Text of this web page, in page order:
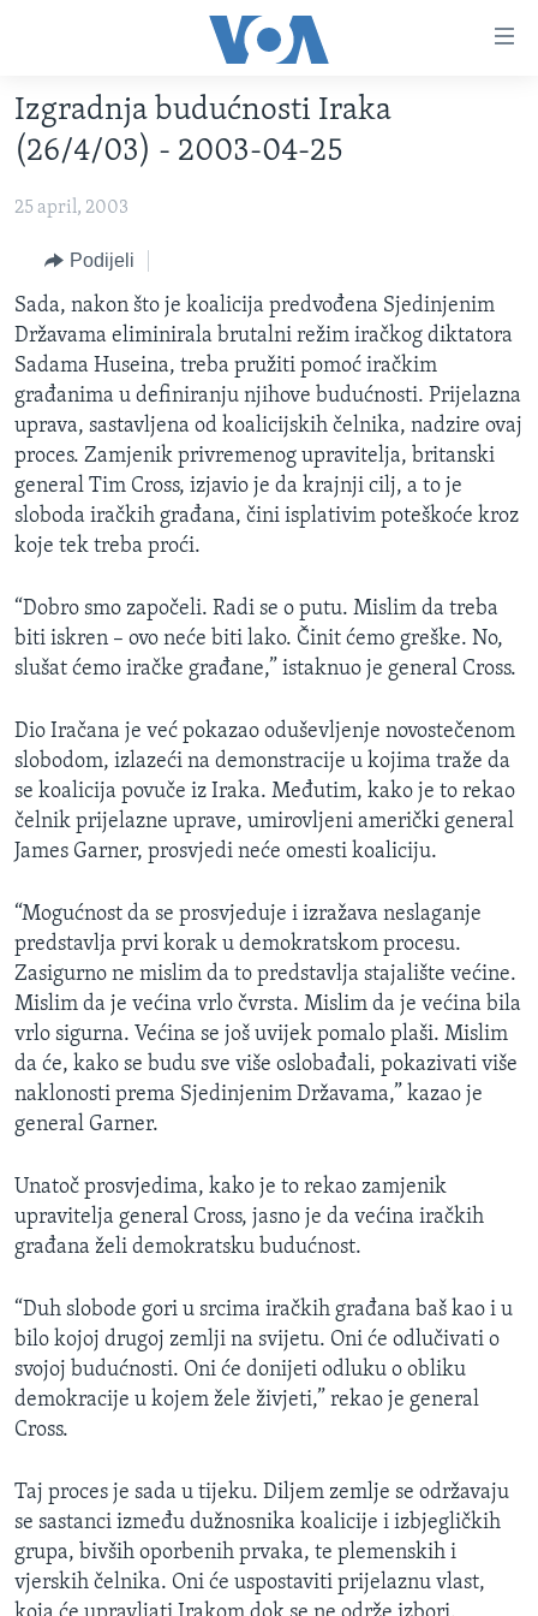
glavni
sadržaj
Pređi
na
navigaciju
Idi
na
pretragu
TV PROGRAM
VIDEO
FOTOGRAFIJE DANA
VIJESTI
SJEDINJENE AMERIČKE DRŽAVE
BOSNA I HERCEGOVINA
SVIJET
NAUKA I TEHNOLOGIJA
SPECIJALNI PROJEKTI
KORUPCIJA
SLOBODA MEDIJA
ŽENSKA STRANA
IZBJEGLIČKA STRANA
MAGAZIN
O GLASU AMERIKE
Learning English
PRATITE NAS
Jezici
Izgradnja budućnosti Iraka
(26/4/03) - 2003-04-25
25 april, 2003
Podijeli
Sada, nakon što je koalicija predvođena Sjedinjenim
Državama eliminirala brutalni režim iračkog diktatora
Sadama Huseina, treba pružiti pomoć iračkim
građanima u definiranju njihove budućnosti. Prijelazna
uprava, sastavljena od koalicijskih čelnika, nadzire ovaj
proces. Zamjenik privremenog upravitelja, britanski
general Tim Cross, izjavio je da krajnji cilj, a to je
sloboda iračkih građana, čini isplativim poteškoće kroz
koje tek treba proći.
“Dobro smo započeli. Radi se o putu. Mislim da treba
biti iskren – ovo neće biti lako. Činit ćemo greške. No,
slušat ćemo iračke građane,” istaknuo je general Cross.
Dio Iračana je već pokazao oduševljenje novostečenom
slobodom, izlazeći na demonstracije u kojima traže da
se koalicija povuče iz Iraka. Međutim, kako je to rekao
čelnik prijelazne uprave, umirovljeni američki general
James Garner, prosvjedi neće omesti koaliciju.
“Mogućnost da se prosvjeduje i izražava neslaganje
predstavlja prvi korak u demokratskom procesu.
Zasigurno ne mislim da to predstavlja stajalište većine.
Mislim da je većina vrlo čvrsta. Mislim da je većina bila
vrlo sigurna. Većina se još uvijek pomalo plaši. Mislim
da će, kako se budu sve više oslobađali, pokazivati više
naklonosti prema Sjedinjenim Državama,” kazao je
general Garner.
Unatoč prosvjedima, kako je to rekao zamjenik
upravitelja general Cross, jasno je da većina iračkih
građana želi demokratsku budućnost.
“Duh slobode gori u srcima iračkih građana baš kao i u
bilo kojoj drugoj zemlji na svijetu. Oni će odlučivati o
svojoj budućnosti. Oni će donijeti odluku o obliku
demokracije u kojem žele živjeti,” rekao je general
Cross.
Taj proces je sada u tijeku. Diljem zemlje se održavaju
se sastanci između dužnosnika koalicije i izbjegličkih
grupa, bivših oporbenih prvaka, te plemenskih i
vjerskih čelnika. Oni će uspostaviti prijelaznu vlast,